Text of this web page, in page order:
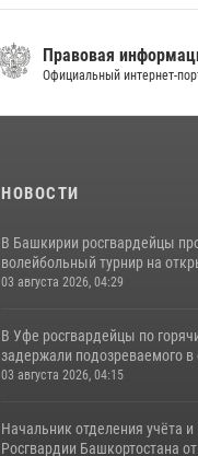
Правовая
Официальный интернет-
НОВОСТИ
В Башкирии росгвардейцы
волейбольный турнир на
03 августа 2026, 04:29
В Уфе росгвардейцы по
задержали подозреваемого
03 августа 2026, 04:15
Начальник отделения учёта
Росгвардии Башкортостана